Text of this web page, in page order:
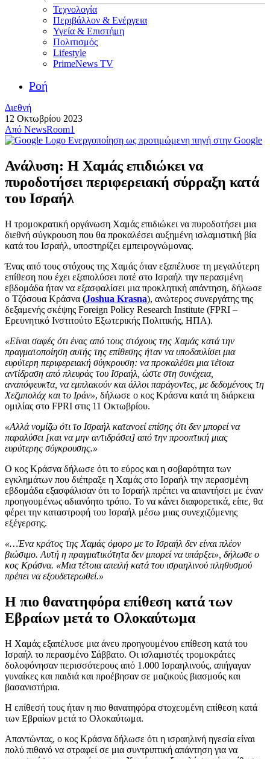
Τεχνολογία
Περιβάλλον & Ενέργεια
Υγεία & Επιστήμη
Πολιτισμός
Lifestyle
PrimeNews TV
Ροή
Διεθνή
12 Οκτωβρίου 2023
Από NewsRoom1
Ενεργοποίηση ως προτιμώμενη πηγή στην Google
Ανάλυση: Η Χαμάς επιδιώκει να
πυροδοτήσει περιφερειακή σύρραξη κατά
του Ισραήλ
Η τρομοκρατική οργάνωση Χαμάς επιδιώκει να πυροδοτήσει μια
διεθνή σύγκρουση που θα προκαλέσει αυξημένη ισλαμιστική βία
κατά του Ισραήλ, υποστηρίζει εμπειρογνώμονας.
Ένας από τους στόχους της Χαμάς όταν εξαπέλυσε τη μεγαλύτερη
επίθεση που έχει εξαπολύσει ποτέ στο Ισραήλ την περασμένη
εβδομάδα ήταν να εξασφαλίσει μια προκλητική απάντηση, δήλωσε
ο Τζόσουα Κράσνα (Joshua Krasna), ανώτερος συνεργάτης της
δεξαμενής σκέψης Foreign Policy Research Institute (FPRI –
Ερευνητικό Ινστιτούτο Εξωτερικής Πολιτικής, ΗΠΑ).
«Είναι σαφές ότι ένας από τους στόχους της Χαμάς κατά την
πραγματοποίηση αυτής της επίθεσης ήταν να υποδαυλίσει μια
ευρύτερη περιφερειακή σύγκρουση: να προκαλέσει μια τέτοια
αντίδραση από πλευράς του Ισραήλ, ώστε στη συνέχεια,
αναπόφευκτα, να εμπλακούν και άλλοι παράγοντες, με δεδομένους τη
Χεζμπολάχ και το Ιράν», δήλωσε ο κος Κράσνα κατά τη διάρκεια
ομιλίας στο FPRI στις 11 Οκτωβρίου.
«Αλλά νομίζω ότι το Ισραήλ κατανοεί επίσης ότι δεν μπορεί να
παραλύσει [και να μην αντιδράσει] από την προοπτική μιας
ευρύτερης σύγκρουσης.»
Ο κος Κράσνα δήλωσε ότι το εύρος και η σοβαρότητα των
εγκλημάτων που διέπραξε η Χαμάς στο Ισραήλ την περασμένη
εβδομάδα εξασφάλισαν ότι το Ισραήλ πρέπει να απαντήσει με έναν
προηγουμένως αδιανόητο τρόπο. Το να κάνει διαφορετικά, είπε, θα
φέρει την καταστροφή του Ισραήλ μέσω μιας συνεχιζόμενης
εξέγερσης.
«…Ένα κράτος της Χαμάς όμορο με το Ισραήλ δεν είναι πλέον
βιώσιμο. Αυτή η πραγματικότητα δεν μπορεί να υπάρξει», δήλωσε ο
κος Κράσνα. «Μια τέτοια απειλή κατά του ισραηλινού πληθυσμού
πρέπει να εξουδετερωθεί.»
Η πιο θανατηφόρα επίθεση κατά των
Εβραίων μετά το Ολοκαύτωμα
Η Χαμάς εξαπέλυσε μια άνευ προηγουμένου επίθεση κατά του
Ισραήλ το περασμένο Σάββατο. Οι ισλαμιστές τρομοκράτες
δολοφόνησαν περισσότερους από 1.000 Ισραηλινούς, απήγαγαν
γυναίκες και παιδιά και προέβησαν σε μαζικούς βιασμούς και
βασανιστήρια.
Η επίθεσή τους ήταν η πιο θανατηφόρα στοχευμένη επίθεση κατά
των Εβραίων μετά το Ολοκαύτωμα.
Απαντώντας, ο κος Κράσνα δήλωσε ότι η ισραηλινή ηγεσία είναι
πολύ πιθανό να στραφεί σε μια συντριπτική απάντηση για να